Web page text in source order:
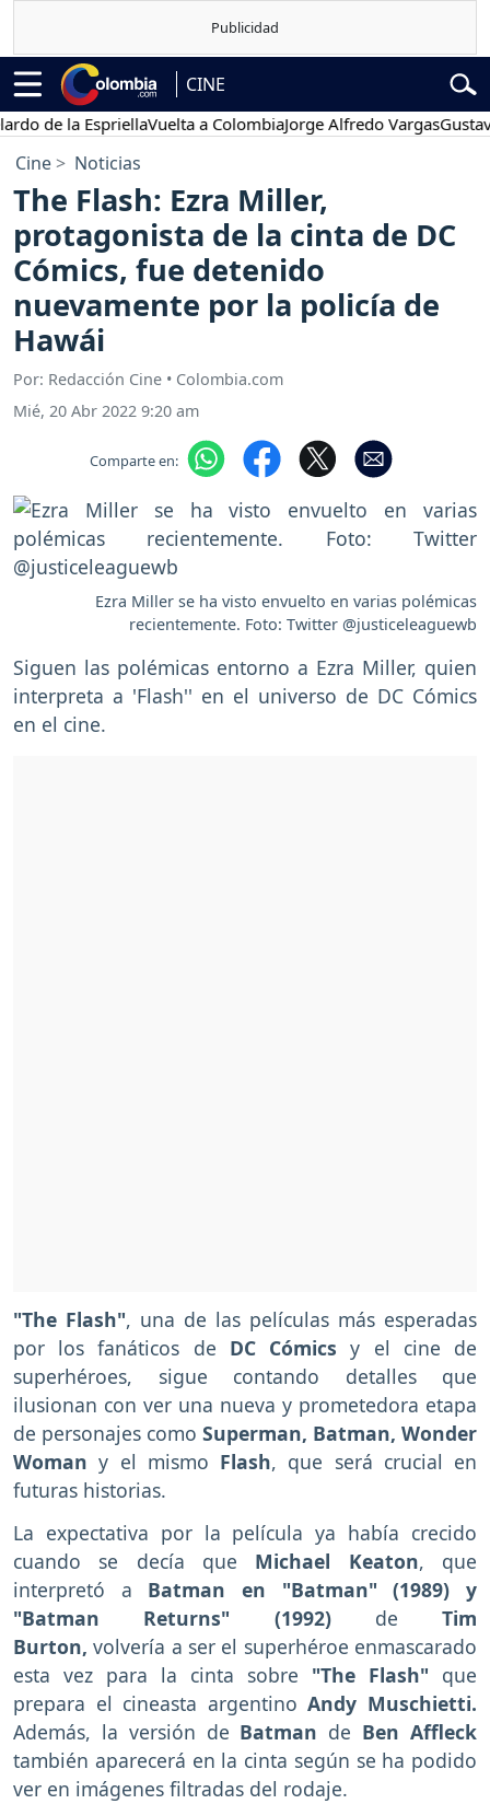
CINE
la EspriellaVuelta a ColombiaJorge Alfredo VargasGustavo
Cine Noticias
The Flash: Ezra Miller,
protagonista de la cinta de DC
Cómics, fue detenido
nuevamente por la policía de
Hawái
Por: Redacción Cine • Colombia.com
Mié, 20 Abr 2022 9:20 am
Comparte en:
Ezra Miller se ha visto envuelto en varias polémicas
recientemente. Foto: Twitter @justiceleaguewb
Siguen las polémicas entorno a Ezra Miller, quien
interpreta a 'Flash'' en el universo de DC Cómics
en el cine.
"The Flash", una de las películas más esperadas
por los fanáticos de DC Cómics y el cine de
superhéroes, sigue contando detalles que
ilusionan con ver una nueva y prometedora etapa
de personajes como Superman, Batman, Wonder
Woman y el mismo Flash, que será crucial en
futuras historias.
La expectativa por la película ya había crecido
cuando se decía que Michael Keaton, que
interpretó a Batman en "Batman" (1989) y
"Batman Returns" (1992) de Tim
Burton,volvería a ser el superhéroe enmascarado
esta vez para la cinta sobre "The Flash" que
prepara el cineasta argentinoAndy Muschietti.
Además, la versión de Batman de Ben Affleck
también aparecerá en la cinta según se ha podido
ver en imágenes filtradas del rodaje.